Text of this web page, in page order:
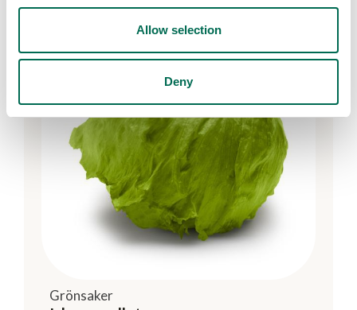
Allow selection
Deny
Grönsaker